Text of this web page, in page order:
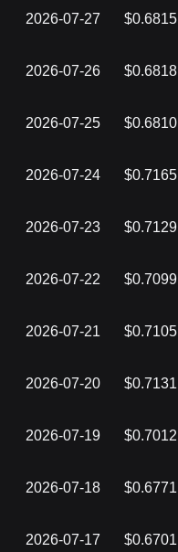
2026-07-27 $0.6815
2026-07-26 $0.6818
2026-07-25 $0.6810
2026-07-24 $0.7165
2026-07-23 $0.7129
2026-07-22 $0.7099
2026-07-21 $0.7105
2026-07-20 $0.7131
2026-07-19 $0.7012
2026-07-18 $0.6771
2026-07-17 $0.6701